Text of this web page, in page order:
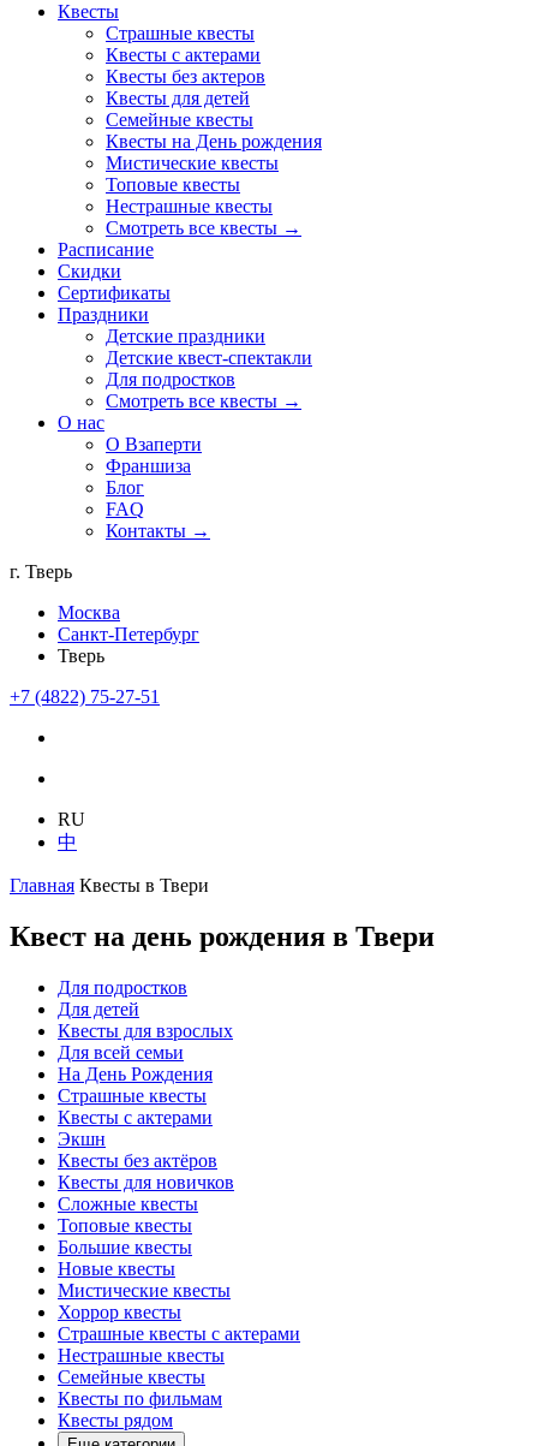
Квесты
Страшные квесты
Квесты с актерами
Квесты без актеров
Квесты для детей
Семейные квесты
Квесты на День рождения
Мистические квесты
Топовые квесты
Нестрашные квесты
Смотреть все квесты →
Расписание
Скидки
Сертификаты
Праздники
Детские праздники
Детские квест-спектакли
Для подростков
Смотреть все квесты →
О нас
О Взаперти
Франшиза
Блог
FAQ
Контакты →
г. Тверь
Москва
Санкт-Петербург
Тверь
+7 (4822) 75-27-51
RU
中
Главная Квесты в Твери
Квест на день рождения в Твери
Для подростков
Для детей
Квесты для взрослых
Для всей семьи
На День Рождения
Страшные квесты
Квесты с актерами
Экшн
Квесты без актёров
Квесты для новичков
Сложные квесты
Топовые квесты
Большие квесты
Новые квесты
Мистические квесты
Хоррор квесты
Страшные квесты с актерами
Нестрашные квесты
Семейные квесты
Квесты по фильмам
Квесты рядом